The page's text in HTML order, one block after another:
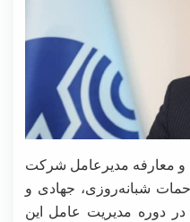
معارفه مدیرعامل شرکت
شبانه‌روزی، جهادی و
دوره مدیریت عامل این